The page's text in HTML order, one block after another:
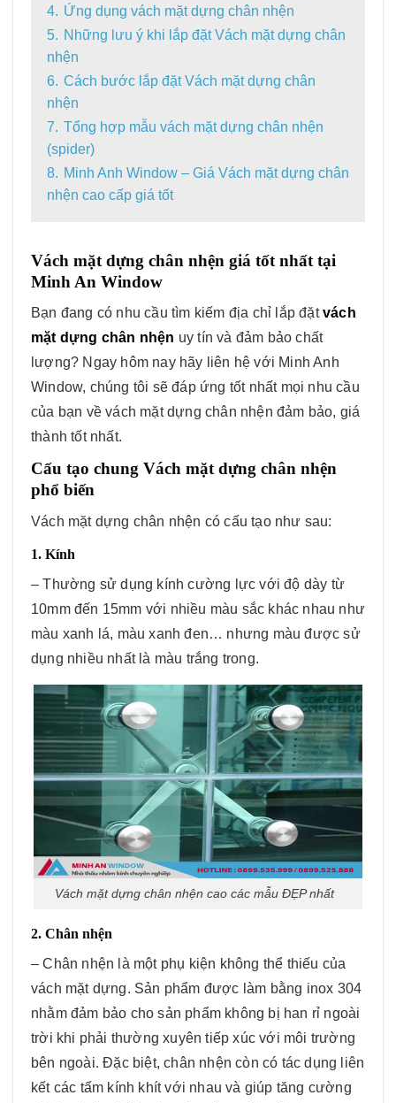
4. Ứng dụng vách mặt dựng chân nhện
5. Những lưu ý khi lắp đặt Vách mặt dựng chân
nhện
6. Cách bước lắp đặt Vách mặt dựng chân
nhện
7. Tổng hợp mẫu vách mặt dựng chân nhện
(spider)
8. Minh Anh Window – Giá Vách mặt dựng chân
nhện cao cấp giá tốt
Vách mặt dựng chân nhện giá tốt nhất tại
Minh An Window
Bạn đang có nhu cầu tìm kiếm địa chỉ lắp đặtvách
mặt dựng chân nhện uy tín và đảm bảo chất
lượng? Ngay hôm nay hãy liên hệ với Minh Anh
Window, chúng tôi sẽ đáp ứng tốt nhất mọi nhu cầu
của bạn về vách mặt dựng chân nhện đảm bảo, giá
thành tốt nhất.
Cấu tạo chung Vách mặt dựng chân nhện
phổ biến
Vách mặt dựng chân nhện có cấu tạo như sau:
1. Kính
– Thường sử dụng kính cường lực với độ dày từ
10mm đến 15mm với nhiều màu sắc khác nhau như
màu xanh lá, màu xanh đen… nhưng màu được sử
dụng nhiều nhất là màu trắng trong.
Vách mặt dựng chân nhện cao các mẫu ĐẸP nhất
2. Chân nhện
– Chân nhện là một phụ kiện không thể thiếu của
vách mặt dựng. Sản phẩm được làm bằng inox 304
nhằm đảm bảo cho sản phẩm không bị han rỉ ngoài
trời khi phải thường xuyên tiếp xúc với môi trường
bên ngoài. Đặc biệt, chân nhện còn có tác dụng liên
kết các tấm kính khít với nhau và giúp tăng cường